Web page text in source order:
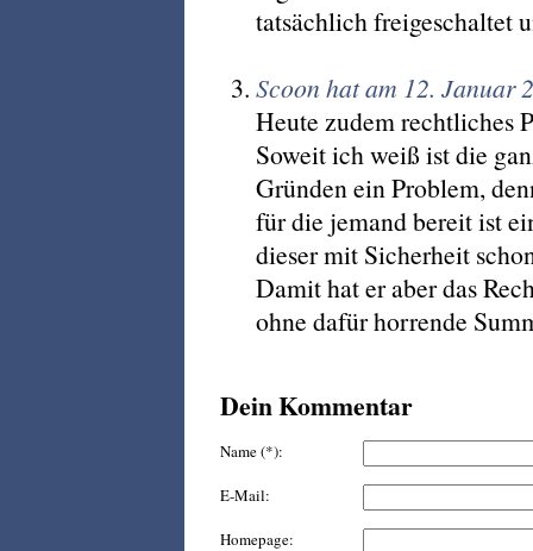
tatsächlich freigeschaltet
Scoon hat am 12. Januar
Heute zudem rechtliches
Soweit ich weiß ist die
Gründen ein Problem,
für die jemand bereit ist
dieser mit Sicherheit
Damit hat er aber das
ohne dafür horrende
Dein Kommentar
Name (*):
E-Mail:
Homepage: